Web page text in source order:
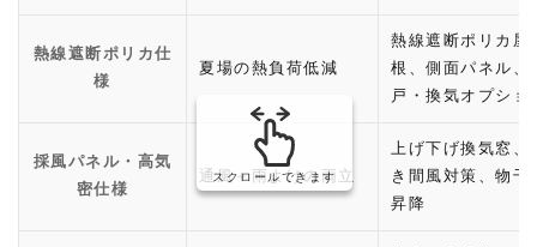
熱線遮断ポリカ仕
様
夏場の熱負荷低減
熱線遮断ポリカ屋
根、側面パネル、
戸・換気オプショ
採風パネル・高気
密仕様
通風＋雨よけの両立
上げ下げ換気窓、
き間風対策、物干
昇降
スクロールできます